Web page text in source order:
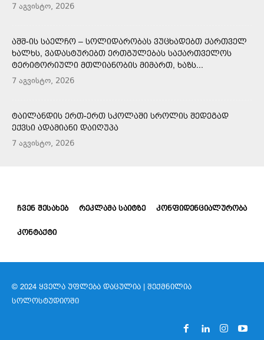
7 აგვისტო, 2026
ᲐᲨᲨ-ᲘᲡ ᲡᲐᲔᲚᲩᲝ – ᲡᲝᲚᲘᲓᲐᲠᲝᲑᲐᲡ ᲕᲣᲪᲮᲐᲓᲔᲑᲗ ᲥᲐᲠᲗᲕᲔᲚ
ᲮᲐᲚᲮᲡ, ᲕᲐᲓᲐᲡᲢᲣᲠᲔᲑᲗ ᲔᲠᲗᲒᲣᲚᲔᲑᲐᲡ ᲡᲐᲥᲐᲠᲗᲕᲔᲚᲝᲡ
ᲢᲔᲠᲘᲢᲝᲠᲘᲣᲚᲘ ᲛᲗᲚᲘᲐᲜᲝᲑᲘᲡ ᲛᲘᲛᲐᲠᲗ, ᲮᲐᲖᲡ...
7 აგვისტო, 2026
ᲢᲐᲘᲚᲐᲜᲓᲘᲡ ᲔᲠᲗ-ᲔᲠᲗ ᲡᲙᲝᲚᲐᲨᲘ ᲡᲠᲝᲚᲘᲡ ᲨᲔᲓᲔᲒᲐᲓ
ᲔᲥᲕᲡᲘ ᲐᲓᲐᲛᲘᲐᲜᲘ ᲓᲐᲘᲦᲣᲞᲐ
7 აგვისტო, 2026
ᲩᲕᲔᲜ ᲨᲔᲡᲐᲮᲔᲑ ᲠᲔᲙᲚᲐᲛᲐ ᲡᲐᲘᲢᲖᲔ ᲙᲝᲜᲤᲘᲓᲔᲜᲪᲘᲐᲚᲣᲠᲝᲑᲐ
ᲙᲝᲜᲢᲐᲥᲢᲘ
© 2024 ᲧᲕᲔᲚᲐ ᲣᲤᲚᲔᲑᲐ ᲓᲐᲪᲣᲚᲘᲐ | ᲨᲔᲥᲛᲜᲘᲚᲘᲐ
ᲡᲝᲚᲝᲡᲢᲣᲓᲘᲝᲨᲘ